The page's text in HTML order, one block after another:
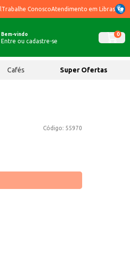
Trabalhe ConoscoAtendimento em Libras
Bem-vindo
Entre ou cadastre-se
0
Cafés Super Ofertas
Código: 55970